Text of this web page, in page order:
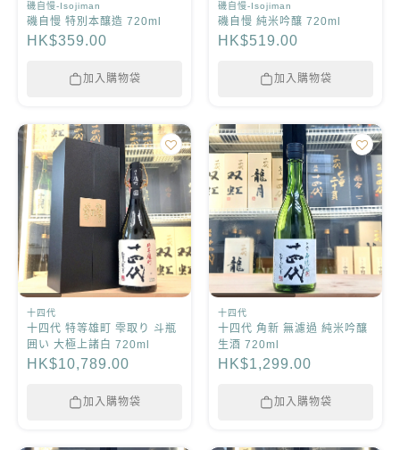
磯自慢-Isojiman
磯自慢 特別本釀造 720ml
HK$359.00
加入購物袋
磯自慢-Isojiman
磯自慢 純米吟釀 720ml
HK$519.00
加入購物袋
十四代
十四代 特等雄町 雫取り 斗瓶
囲い 大極上諸白 720ml
HK$10,789.00
加入購物袋
十四代
十四代 角新 無濾過 純米吟釀
生酒 720ml
HK$1,299.00
加入購物袋